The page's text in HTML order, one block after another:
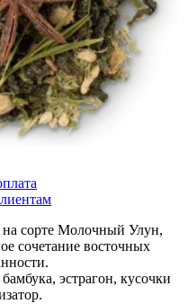
сорте Молочный Улун,
сочетание восточных
эстрагон, кусочки